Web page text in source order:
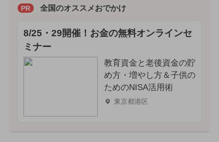
PR 全国のオススメおでかけ
8/25・29開催！お金の無料オンラインセ
ミナー
教育資金と老後資金の貯
め方・増やし方＆子供の
ためのNISA活用術
東京都港区